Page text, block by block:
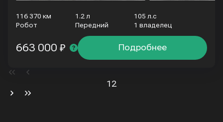
116 370 км 1.2 л
105 л.с
Робот
Передний 1 владелец
Подробнее
663 000 ₽
1 2